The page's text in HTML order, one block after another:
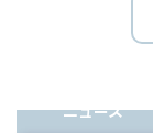
ニュース